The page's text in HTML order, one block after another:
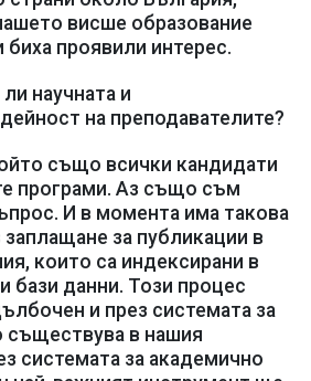
висше образование
биха проявили интерес.
научната и
на преподавателите?
също всички кандидати
програми. Аз също съм
И в момента има такова
за публикации в
които са индексирани в
бази данни. Този процес
и през системата за
съществува в нашия
системата за академично